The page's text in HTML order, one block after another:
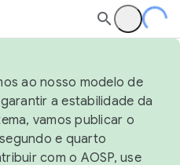
ao nosso modelo de
a estabilidade da
vamos publicar o
e quarto
com o AOSP, use